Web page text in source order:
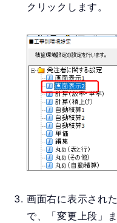
クリックします。
画面右に表示され
で、「変更上段」